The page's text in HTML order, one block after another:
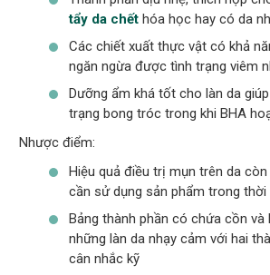
tẩy da chết hóa học hay có da
Các chiết xuất thực vật có khả
ngăn ngừa được tình trạng viêm
Dưỡng ẩm khá tốt cho làn da
trạng bong tróc trong khi BHA
Nhược điểm:
Hiệu quả điều trị mụn trên da
cần sử dụng sản phẩm trong thời
Bảng thành phần có chứa cồn và
những làn da nhạy cảm với hai
cân nhắc kỹ